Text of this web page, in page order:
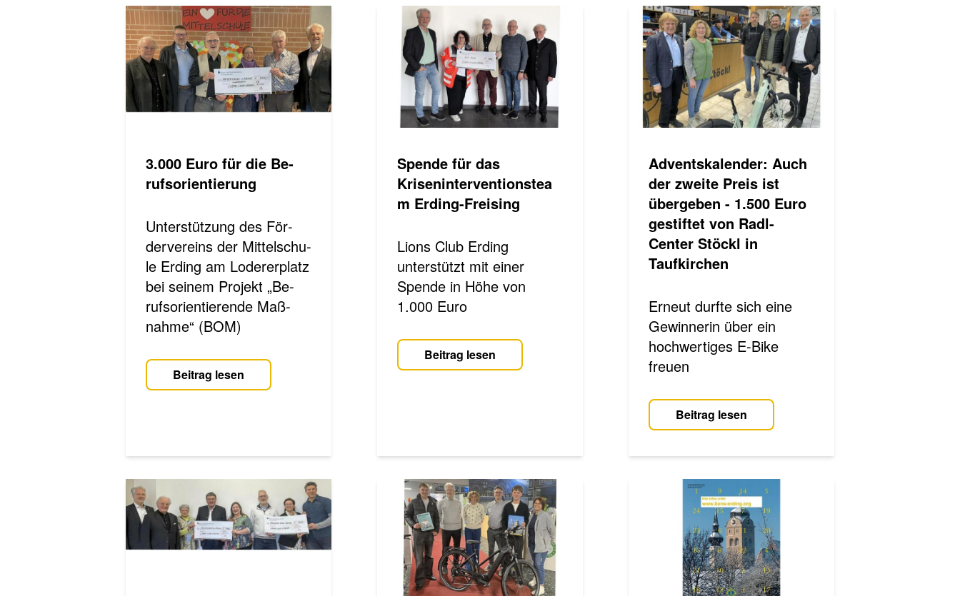
3.000 Euro für die Be­
rufs­ori­en­tie­rung
Unterstützung des För­
der­ver­eins der Mit­tel­schu­
le Er­ding am Lo­de­rer­platz
bei sei­nem Pro­jekt „Be­
rufs­ori­en­tie­ren­de Maß­
nah­me“ (BOM)
Beitrag lesen
Spende für das
Kriseninterventionstea
m Erding-Freising
Lions Club Erding
unterstützt mit einer
Spende in Höhe von
1.000 Euro
Beitrag lesen
Adventskalender: Auch
der zweite Preis ist
übergeben - 1.500 Euro
gestiftet von Radl-
Center Stöckl in
Taufkirchen
Erneut durfte sich eine
Gewinnerin über ein
hochwertiges E-Bike
freuen
Beitrag lesen